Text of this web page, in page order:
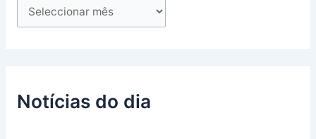
Notícias do dia